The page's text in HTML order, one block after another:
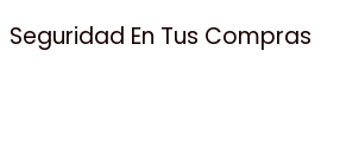
Seguridad En Tus Compras